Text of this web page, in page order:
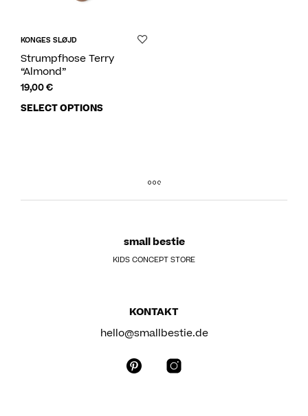
KONGES SLØJD
Strumpfhose Terry
“Almond”
19,00€
SELECT OPTIONS
small bestie
KIDS CONCEPT STORE
KONTAKT
hello@smallbestie.de